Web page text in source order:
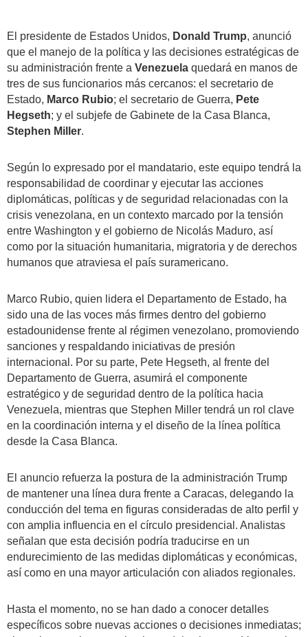
El presidente de Estados Unidos, Donald Trump, anunció
que el manejo de la política y las decisiones estratégicas de
su administración frente a Venezuela quedará en manos de
tres de sus funcionarios más cercanos: el secretario de
Estado, Marco Rubio; el secretario de Guerra, Pete
Hegseth; y el subjefe de Gabinete de la Casa Blanca,
Stephen Miller.
Según lo expresado por el mandatario, este equipo tendrá la
responsabilidad de coordinar y ejecutar las acciones
diplomáticas, políticas y de seguridad relacionadas con la
crisis venezolana, en un contexto marcado por la tensión
entre Washington y el gobierno de Nicolás Maduro, así
como por la situación humanitaria, migratoria y de derechos
humanos que atraviesa el país suramericano.
Marco Rubio, quien lidera el Departamento de Estado, ha
sido una de las voces más firmes dentro del gobierno
estadounidense frente al régimen venezolano, promoviendo
sanciones y respaldando iniciativas de presión
internacional. Por su parte, Pete Hegseth, al frente del
Departamento de Guerra, asumirá el componente
estratégico y de seguridad dentro de la política hacia
Venezuela, mientras que Stephen Miller tendrá un rol clave
en la coordinación interna y el diseño de la línea política
desde la Casa Blanca.
El anuncio refuerza la postura de la administración Trump
de mantener una línea dura frente a Caracas, delegando la
conducción del tema en figuras consideradas de alto perfil y
con amplia influencia en el círculo presidencial. Analistas
señalan que esta decisión podría traducirse en un
endurecimiento de las medidas diplomáticas y económicas,
así como en una mayor articulación con aliados regionales.
Hasta el momento, no se han dado a conocer detalles
específicos sobre nuevas acciones o decisiones inmediatas;